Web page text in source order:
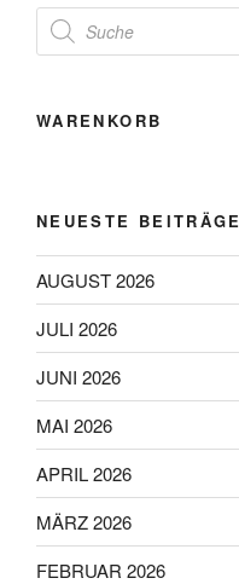
Products
search
WARENKORB
NEUESTE BEITRÄGE
AUGUST 2026
JULI 2026
JUNI 2026
MAI 2026
APRIL 2026
MÄRZ 2026
FEBRUAR 2026